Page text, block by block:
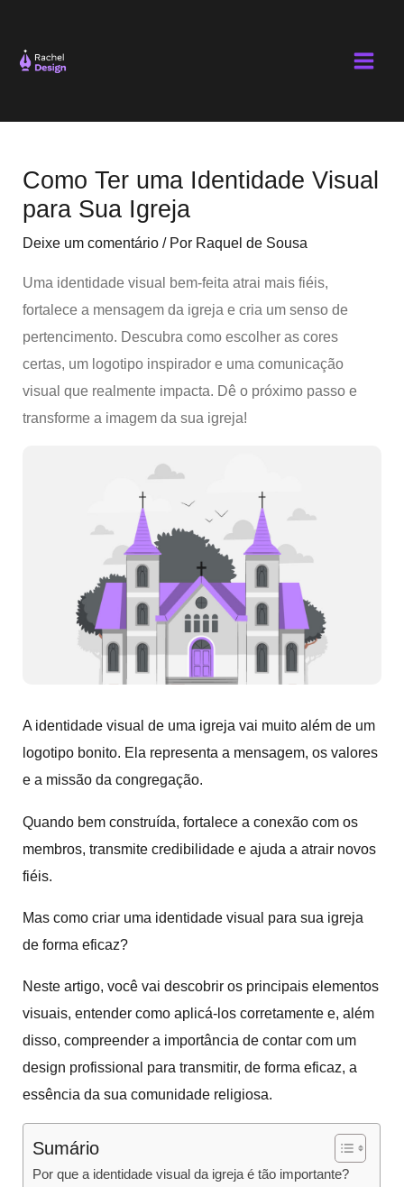
Como Ter uma Identidade Visual
para Sua Igreja
Deixe um comentário / Por Raquel de Sousa
Uma identidade visual bem-feita atrai mais fiéis,
fortalece a mensagem da igreja e cria um senso de
pertencimento. Descubra como escolher as cores
certas, um logotipo inspirador e uma comunicação
visual que realmente impacta. Dê o próximo passo e
transforme a imagem da sua igreja!
A identidade visual de uma igreja vai muito além de um
logotipo bonito. Ela representa a mensagem, os valores
e a missão da congregação.
Quando bem construída, fortalece a conexão com os
membros, transmite credibilidade e ajuda a atrair novos
fiéis.
Mas como criar uma identidade visual para sua igreja
de forma eficaz?
Neste artigo, você vai descobrir os principais elementos
visuais, entender como aplicá-los corretamente e, além
disso, compreender a importância de contar com um
design profissional para transmitir, de forma eficaz, a
essência da sua comunidade religiosa.
Sumário
Por que a identidade visual da igreja é tão importante?